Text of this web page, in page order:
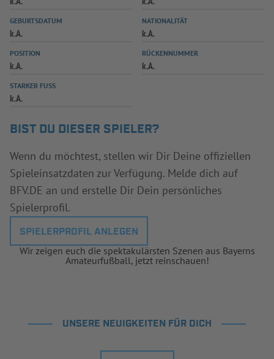
SPIELPLUS
GEBURTSDATUM
k.A.
NATIONALITÄT
k.A.
POSITION
k.A.
RÜCKENNUMMER
k.A.
STARKER FUSS
k.A.
BIST DU DIESER SPIELER?
Wenn du möchtest, stellen wir Dir Deine offiziellen
Spieleinsatzdaten zur Verfügung. Melde dich auf
BFV.DE an und erstelle Dir Dein persönliches
Spielerprofil.
SPIELERPROFIL ANLEGEN
Wir zeigen euch die spektakulärsten Szenen aus Bayerns
Amateurfußball, jetzt reinschauen!
UNSERE NEUIGKEITEN FÜR DICH